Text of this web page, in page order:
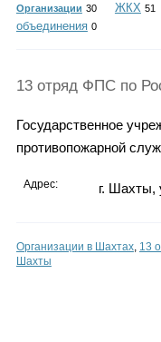
Организации 30 ЖКХ 51
объединения 0
13 отряд ФПС по
Государственное
противопожарной
Адрес: г.
Организации в Шахтах, 13
Шахты